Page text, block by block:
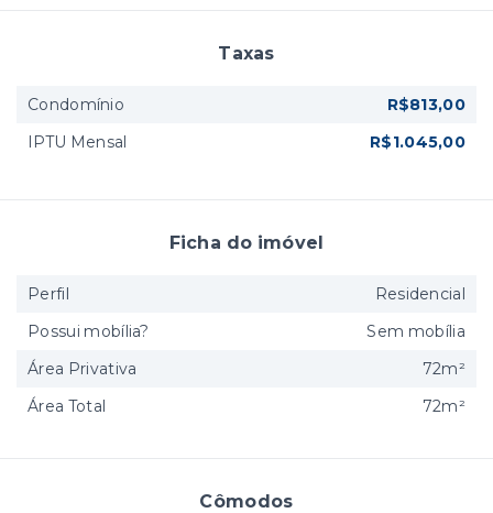
Cômodos
Taxas
Condomínio
R$813,00
IPTU Mensal
R$1.045,00
Ficha do imóvel
Perfil
Residencial
Possui mobília?
Sem mobília
Área Privativa
72m²
Área Total
72m²